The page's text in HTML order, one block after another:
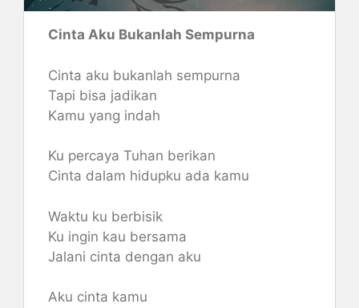
Cinta Aku Bukanlah Sempurna
Cinta aku bukanlah sempurna
Tapi bisa jadikan
Kamu yang indah
Ku percaya Tuhan berikan
Cinta dalam hidupku ada kamu
Waktu ku berbisik
Ku ingin kau bersama
Jalani cinta dengan aku
Aku cinta kamu